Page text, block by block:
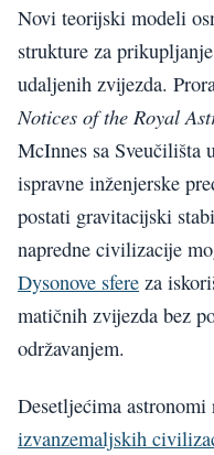
Novi teorijski modeli
strukture za
udaljenih zvijezda.
Notices of the Royal
McInnes sa Sveučilišta
ispravne inženjerske
postati gravitacijski
napredne civilizacije
Dysonove sfere za
matičnih zvijezda bez
održavanjem.
Desetljećima
izvanzemaljskih